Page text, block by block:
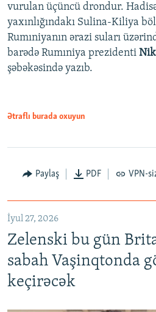
vurulan üçüncü drondur.
yaxınlığındakı Sulina-Kiliya
Rumıniyanın ərazi suları
barədə Rumıniya prezidenti
şəbəkəsində yazıb.
Ətraflı burada oxuyun
Paylaş PDF VPN-
İyul 27, 2026
Zelenski bu gün
sabah Vaşinqtonda
keçirəcək